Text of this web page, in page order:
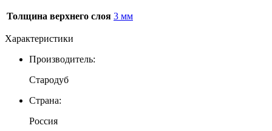
Толщина верхнего слоя 3 мм
Характеристики
Производитель:
Стародуб
Страна:
Россия